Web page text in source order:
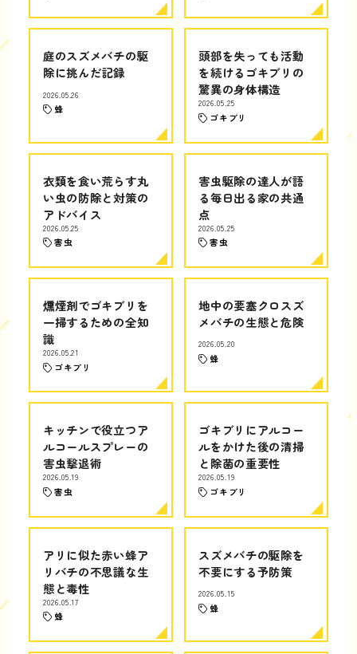
庭のスズメバチの駆
除に挑んだ記録
2026.05.26
蜂
頭部を失っても活動
を続けるゴキブリの
驚異の身体構造
2026.05.25
ゴキブリ
衣類を食い荒らす丸
い虫の防除と対策の
アドバイス
2026.05.25
害虫
害虫駆除の達人が語
る毎日出る家の共通
点
2026.05.25
害虫
燻煙剤でゴキブリを
一掃するための全知
識
2026.05.21
ゴキブリ
地中の要塞クロスズ
メバチの生態と危険
2026.05.20
蜂
キッチンで役立つア
ルコールスプレーの
害虫撃退術
2026.05.19
害虫
ゴキブリにアルコー
ルをかけた後の清掃
と除菌の重要性
2026.05.19
ゴキブリ
アリに似た赤い蜂ア
リバチの不思議な生
態と毒性
2026.05.17
蜂
スズメバチの駆除を
不要にする予防策
2026.05.15
蜂